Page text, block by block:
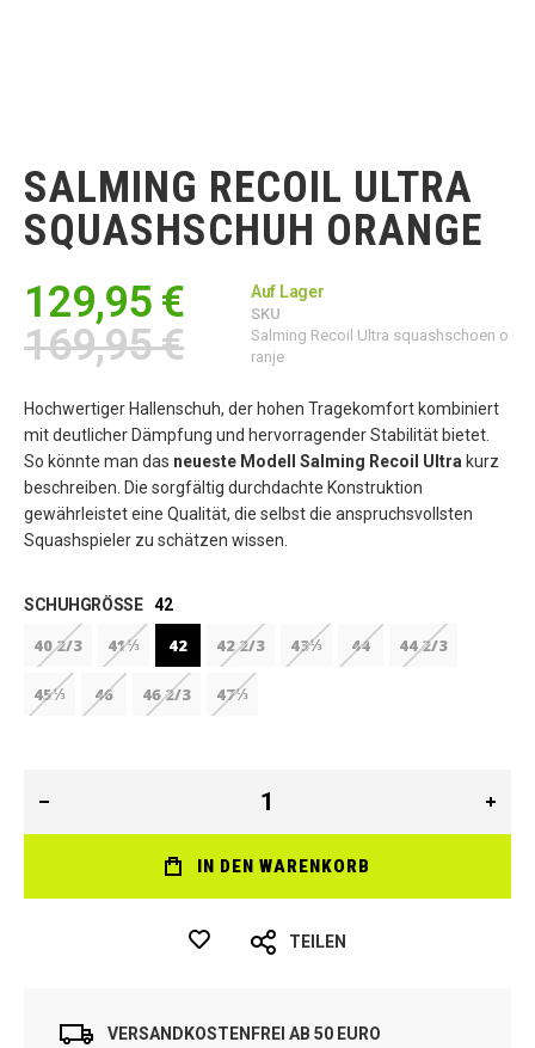
Bildgalerie
springen
SALMING RECOIL ULTRA
SQUASHSCHUH ORANGE
129,95 €
169,95 €
Auf Lager
SKU
Salming Recoil Ultra squashschoen o
ranje
Hochwertiger Hallenschuh, der hohen Tragekomfort kombiniert
mit deutlicher Dämpfung und hervorragender Stabilität bietet.
So könnte man das neueste Modell Salming Recoil Ultra kurz
beschreiben. Die sorgfältig durchdachte Konstruktion
gewährleistet eine Qualität, die selbst die anspruchsvollsten
Squashspieler zu schätzen wissen.
SCHUHGRÖSSE 42
40 2/3 41⅓ 42 42 2/3 43⅓ 44 44 2/3
45⅓ 46 46 2/3 47⅓
IN DEN WARENKORB
TEILEN
VERSANDKOSTENFREI AB 50 EURO